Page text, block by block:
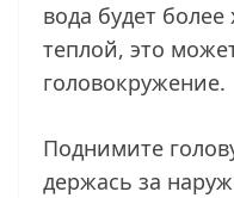
вода будет
теплой, это
головокружение.
Поднимите
держась за